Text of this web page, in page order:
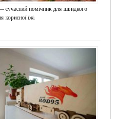
сучасний помічник для швидкого
корисної їжі